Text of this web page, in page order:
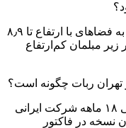
بله؛ سنسور لیدار موتوردار هنگام رسیدن به فضاهای با ارتفاع تا ۸٫۹
مبلمان کم‌ارتفاع
این محصول نسخه گلوبال است، با گارانتی ۱۸ ماهه شرکت ایرانی
در فاکتور